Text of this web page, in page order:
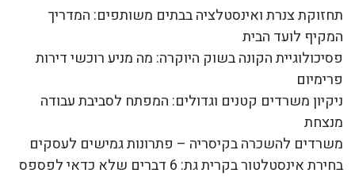
תחזוקת צנרת ואינסטלציה בבתים משותפים: המדריך
המקיף לועד הבית
פסיכולוגיית הקונה בשוק היוקרה: מה מניע רוכשי דירות
פרימיום
ניקיון משרדים קטנים וגדולים: המפתח לסביבת עבודה
מנצחת
משרדים להשכרה בקיסריה – פתרונות גמישים לעסקים
בחירת אינסטלטור בקרית גת: 6 דברים שלא כדאי לפספס